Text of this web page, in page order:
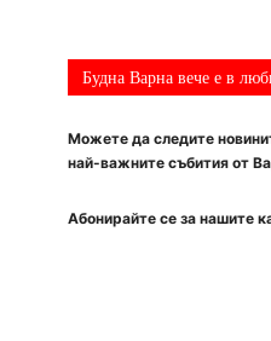
Будна Варна вече е в
Можете да следите
най-важните събития от
Абонирайте се за нашите